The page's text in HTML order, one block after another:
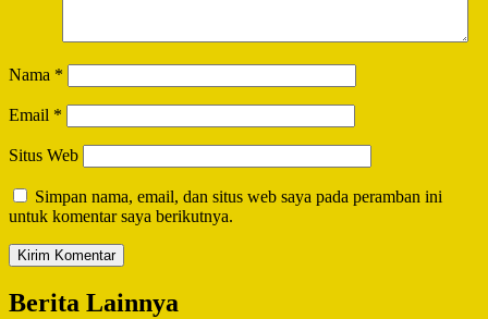
Nama *
Email *
Situs Web
Simpan nama, email, dan situs web saya pada peramban ini
untuk komentar saya berikutnya.
Berita Lainnya